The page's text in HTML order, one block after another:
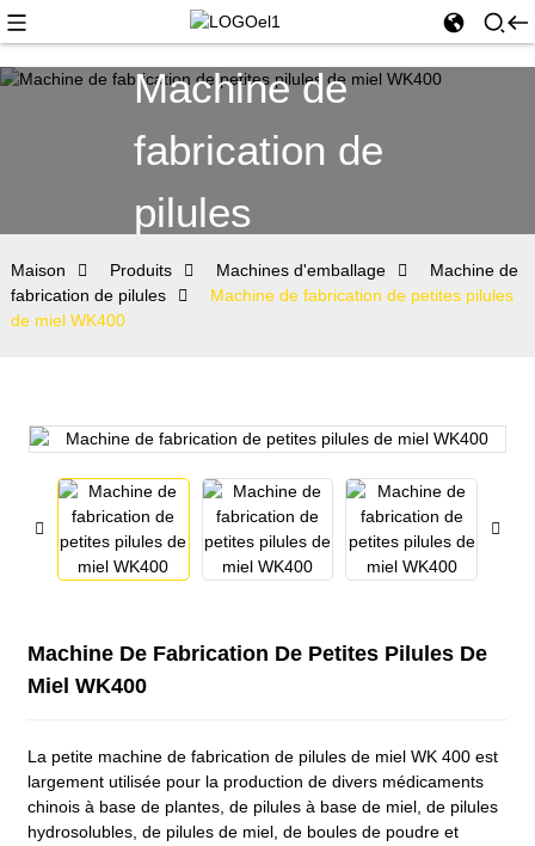
Machine de
fabrication de
pilules
Maison Produits Machines d'emballage
Machine de
fabrication de pilules
Machine de fabrication de petites pilules
de miel WK400
Machine De Fabrication De Petites Pilules De
Miel WK400
La petite machine de fabrication de pilules de miel WK 400 est
largement utilisée pour la production de divers médicaments
chinois à base de plantes, de pilules à base de miel, de pilules
hydrosolubles, de pilules de miel, de boules de poudre et